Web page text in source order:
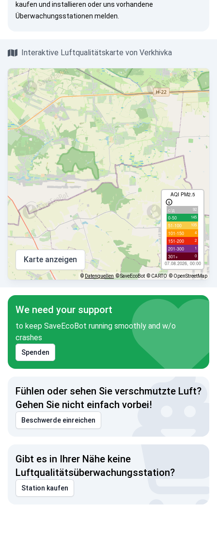
kaufen und installieren oder uns vorhandene
Überwachungsstationen melden.
Interaktive Luftqualitätskarte von Verkhivka
AQI PM2.5
с/д 92
0-50 145
51-100 105
101-150 4
151-200 2
201-300 1
301+ 0
07.08.2026, 00:00
Karte anzeigen
© Datenquellen © SaveEcoBot © CARTO © OpenStreetMap
We need your support
to keep SaveEcoBot running smoothly and w/o
crashes
Spenden
Fühlen oder sehen Sie verschmutzte Luft?
Gehen Sie nicht einfach vorbei!
Beschwerde einreichen
Gibt es in Ihrer Nähe keine
Luftqualitätsüberwachungsstation?
Station kaufen